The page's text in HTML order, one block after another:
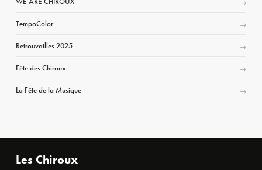
TempoColor
Retrouvailles 2025
Fête des Chiroux
La Fête de la Musique
Les Chiroux